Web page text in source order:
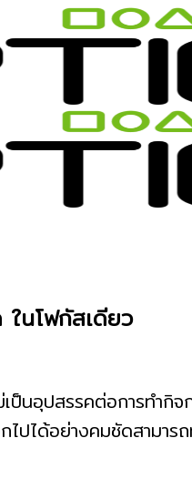
นโฟกัสเดียว
เป็นอุปสรรคต่อการทำกิ
ไปได้อย่างคมชัดสามาร